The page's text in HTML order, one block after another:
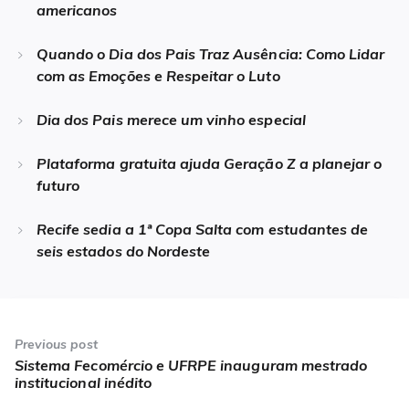
americanos
Quando o Dia dos Pais Traz Ausência: Como Lidar
com as Emoções e Respeitar o Luto
Dia dos Pais merece um vinho especial
Plataforma gratuita ajuda Geração Z a planejar o
futuro
Recife sedia a 1ª Copa Salta com estudantes de
seis estados do Nordeste
de
Post
Previous post
Previous
post:
Sistema Fecomércio e UFRPE inauguram mestrado
institucional inédito